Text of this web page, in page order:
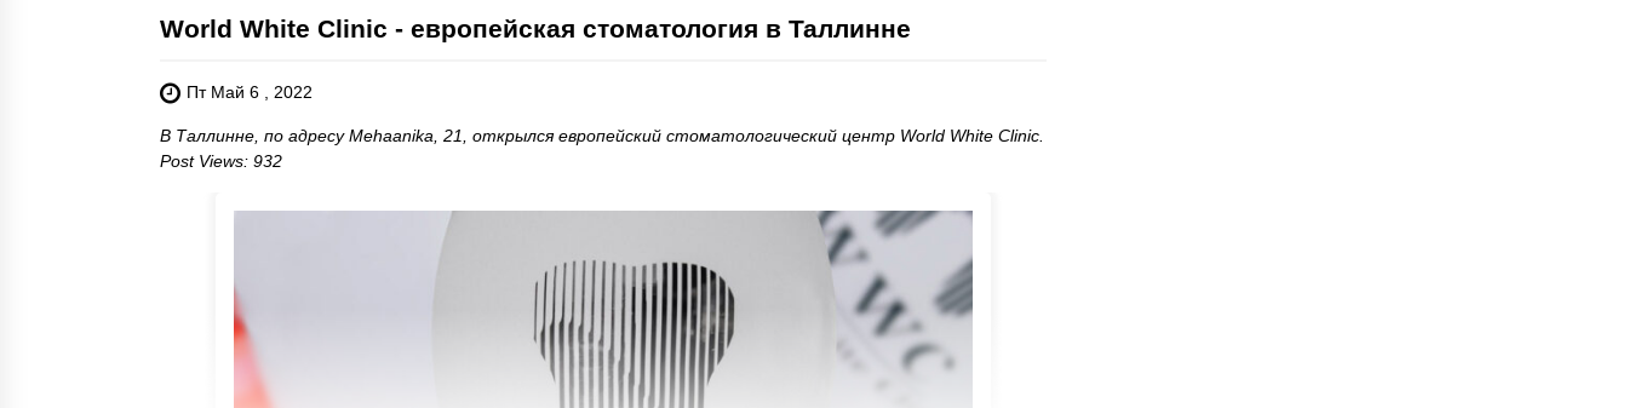
World White Clinic - европейская стоматология в Таллинне
Пт Май 6 , 2022
В Таллинне, по адресу Mehaanika, 21, открылся европейский стоматологический центр World White Clinic.
Post Views: 932